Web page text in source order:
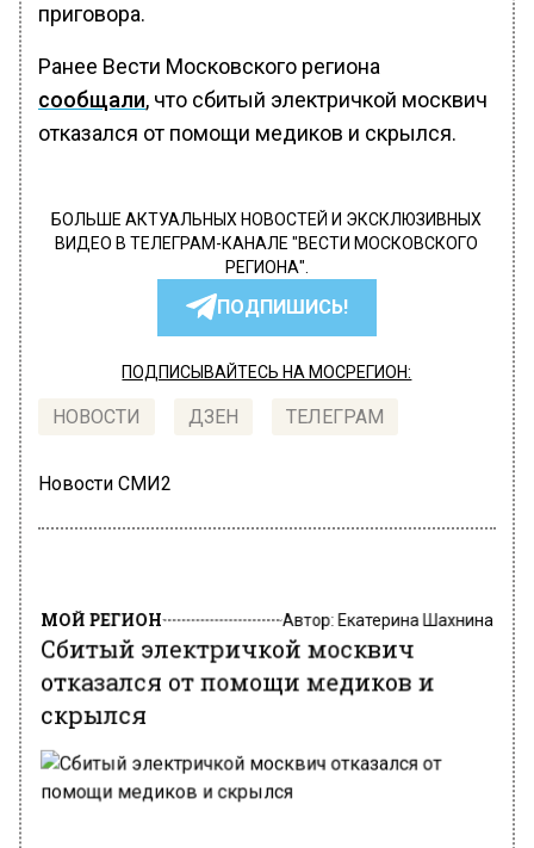
приговора.
Ранее Вести Московского региона
сообщали, что сбитый электричкой москвич
отказался от помощи медиков и скрылся.
БОЛЬШЕ АКТУАЛЬНЫХ НОВОСТЕЙ И ЭКСКЛЮЗИВНЫХ
ВИДЕО В ТЕЛЕГРАМ-КАНАЛЕ "ВЕСТИ МОСКОВСКОГО
РЕГИОНА".
ПОДПИШИСЬ!
ПОДПИСЫВАЙТЕСЬ НА МОСРЕГИОН:
НОВОСТИ ДЗЕН ТЕЛЕГРАМ
Новости СМИ2
МОЙ РЕГИОН
Сбитый электричкой москвич
отказался от помощи медиков и
скрылся